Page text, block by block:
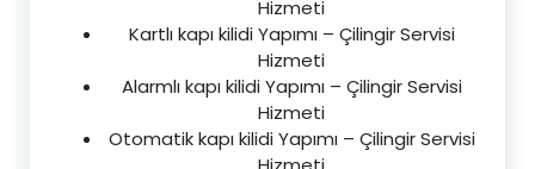
Hizmeti
Kartlı kapı kilidi Yapımı – Çilingir Servisi
Hizmeti
Alarmlı kapı kilidi Yapımı – Çilingir Servisi
Hizmeti
Otomatik kapı kilidi Yapımı – Çilingir Servisi